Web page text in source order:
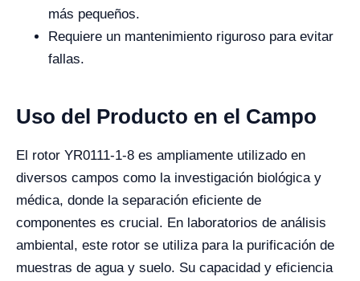
más pequeños.
Requiere un mantenimiento riguroso para evitar
fallas.
Uso del Producto en el Campo
El rotor YR0111-1-8 es ampliamente utilizado en
diversos campos como la investigación biológica y
médica, donde la separación eficiente de
componentes es crucial. En laboratorios de análisis
ambiental, este rotor se utiliza para la purificación de
muestras de agua y suelo. Su capacidad y eficiencia